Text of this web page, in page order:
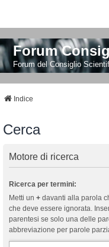
Forum
Forum del Consiglio
Indice
Cerca
Motore di ricerca
Ricerca per termini:
Metti un + davanti alla parola
che deve essere ignorata.
parentesi se solo una delle
abbreviazione per parole